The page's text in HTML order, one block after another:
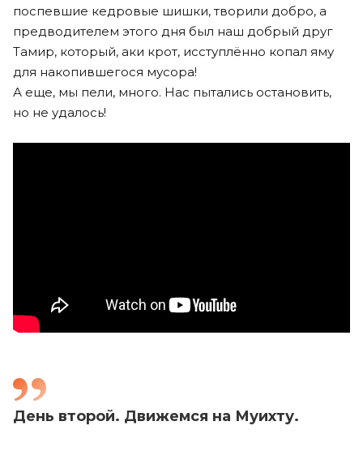
поспевшие кедровые шишки, творили добро, а
предводителем этого дня был наш добрый друг
Тамир, который, аки крот, исступлённо копал яму
для накопившегося мусора!
А еще, мы пели, много. Нас пытались остановить,
но не удалось!
День второй. Движемся на Муихту.